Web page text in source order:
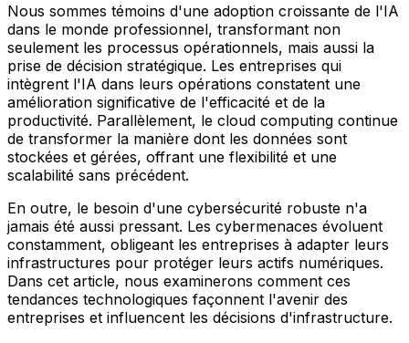
Nous sommes témoins d'une adoption croissante de l'IA
dans le monde professionnel, transformant non
seulement les processus opérationnels, mais aussi la
prise de décision stratégique. Les entreprises qui
intègrent l'IA dans leurs opérations constatent une
amélioration significative de l'efficacité et de la
productivité. Parallèlement, le cloud computing continue
de transformer la manière dont les données sont
stockées et gérées, offrant une flexibilité et une
scalabilité sans précédent.
En outre, le besoin d'une cybersécurité robuste n'a
jamais été aussi pressant. Les cybermenaces évoluent
constamment, obligeant les entreprises à adapter leurs
infrastructures pour protéger leurs actifs numériques.
Dans cet article, nous examinerons comment ces
tendances technologiques façonnent l'avenir des
entreprises et influencent les décisions d'infrastructure.